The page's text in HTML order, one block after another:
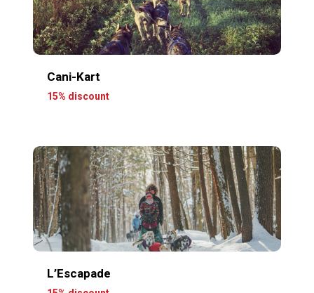
Cani-Kart
15% discount
L’Escapade